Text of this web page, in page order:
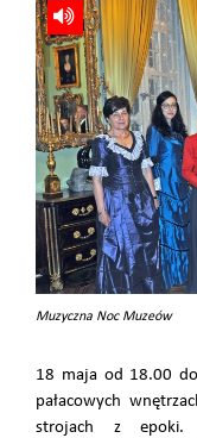
Muzyczna Noc Muzeów
18 maja od 18.00
pałacowych
strojach z epoki.